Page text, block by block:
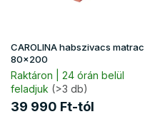
CAROLINA habszivacs matrac
80x200
Raktáron | 24 órán belül
feladjuk (>3 db)
39 990 Ft-tól